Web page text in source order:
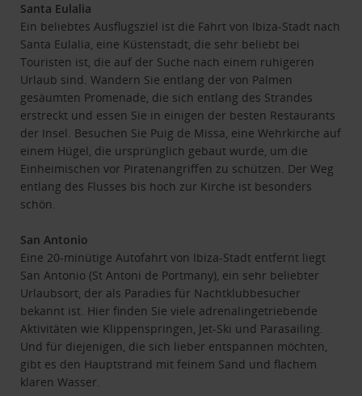
Santa Eulalia
Ein beliebtes Ausflugsziel ist die Fahrt von Ibiza-Stadt nach
Santa Eulalia, eine Küstenstadt, die sehr beliebt bei
Touristen ist, die auf der Suche nach einem ruhigeren
Urlaub sind. Wandern Sie entlang der von Palmen
gesäumten Promenade, die sich entlang des Strandes
erstreckt und essen Sie in einigen der besten Restaurants
der Insel. Besuchen Sie Puig de Missa, eine Wehrkirche auf
einem Hügel, die ursprünglich gebaut wurde, um die
Einheimischen vor Piratenangriffen zu schützen. Der Weg
entlang des Flusses bis hoch zur Kirche ist besonders
schön.
San Antonio
Eine 20-minütige Autofahrt von Ibiza-Stadt entfernt liegt
San Antonio (St Antoni de Portmany), ein sehr beliebter
Urlaubsort, der als Paradies für Nachtklubbesucher
bekannt ist. Hier finden Sie viele adrenalingetriebende
Aktivitäten wie Klippenspringen, Jet-Ski und Parasailing.
Und für diejenigen, die sich lieber entspannen möchten,
gibt es den Hauptstrand mit feinem Sand und flachem
klaren Wasser.